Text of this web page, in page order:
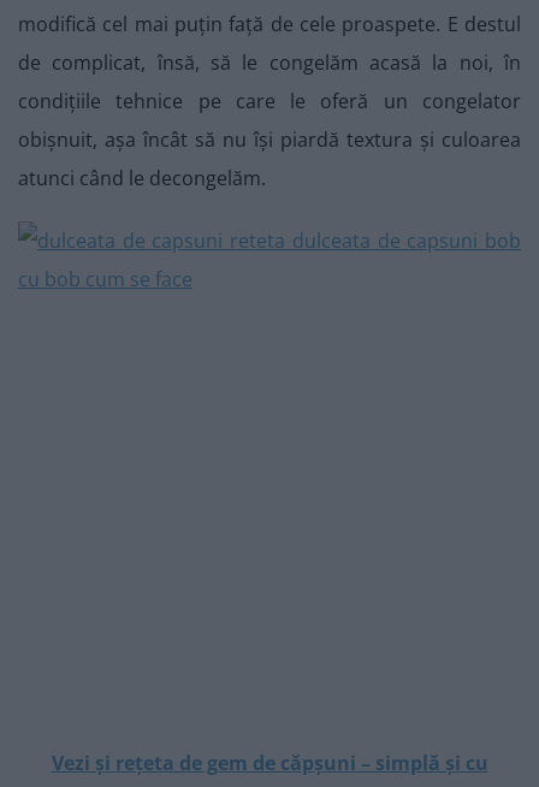
modifică cel mai puțin față de cele proaspete. E destul
de complicat, însă, să le congelăm acasă la noi, în
condițiile tehnice pe care le oferă un congelator
obișnuit, așa încât să nu își piardă textura și culoarea
atunci când le decongelăm.
Vezi și rețeta de gem de căpșuni – simplă și cu